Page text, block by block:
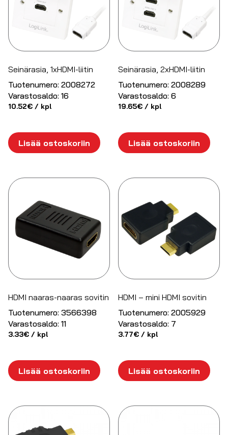
Seinärasia, 1xHDMI-liitin
Tuotenumero: 2008272
Varastosaldo: 16
10.52€ / kpl
Lisää ostoskoriin
Seinärasia, 2xHDMI-liitin
Tuotenumero: 2008289
Varastosaldo: 6
19.65€ / kpl
Lisää ostoskoriin
HDMI naaras-naaras sovitin
Tuotenumero: 3566398
Varastosaldo: 11
3.33€ / kpl
Lisää ostoskoriin
HDMI – mini HDMI sovitin
Tuotenumero: 2005929
Varastosaldo: 7
3.77€ / kpl
Lisää ostoskoriin